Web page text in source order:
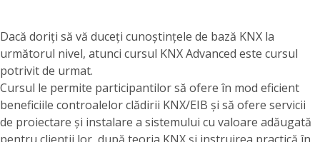
Dacă doriți să vă duceți cunoștințele de bază KNX la
următorul nivel, atunci cursul KNX Advanced este cursul
potrivit de urmat.
Cursul le permite participantilor să ofere în mod eficient
beneficiile controalelor clădirii KNX/EIB și să ofere servicii
de proiectare și instalare a sistemului cu valoare adăugată